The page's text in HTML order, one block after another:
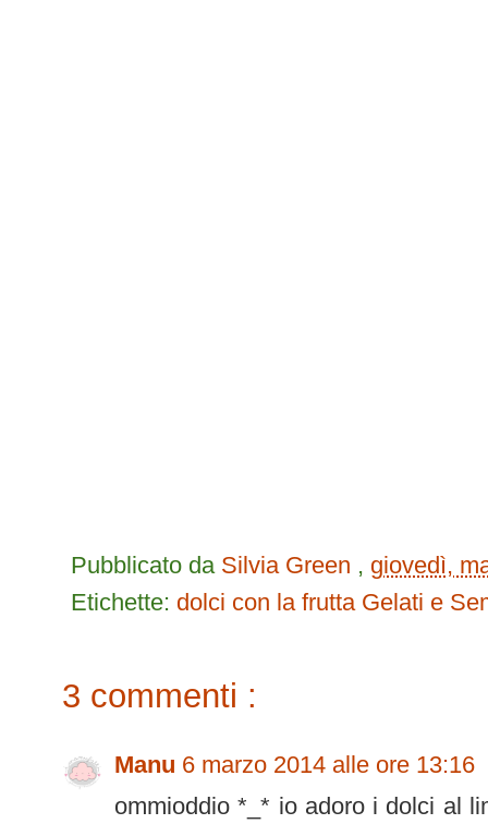
Pubblicato da Silvia Green , giovedì,
Etichette: dolci con la frutta Gelati e
3 commenti :
Manu 6 marzo 2014 alle ore 13:16
ommioddio *_* io adoro i dolci al